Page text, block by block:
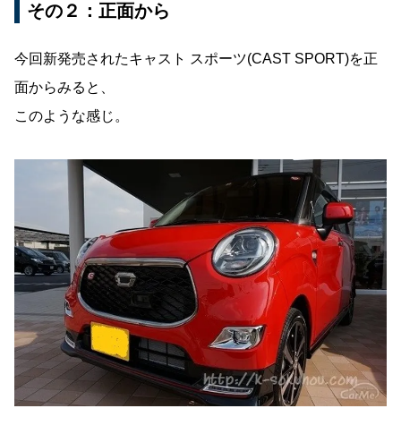
その２：正面から
今回新発売されたキャスト スポーツ(CAST SPORT)を正
面からみると、
このような感じ。